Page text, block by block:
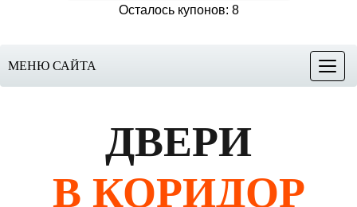
Осталось купонов: 8
Меню
МЕНЮ САЙТА
ДВЕРИ
В КОРИДОР